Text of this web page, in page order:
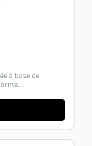
à base de